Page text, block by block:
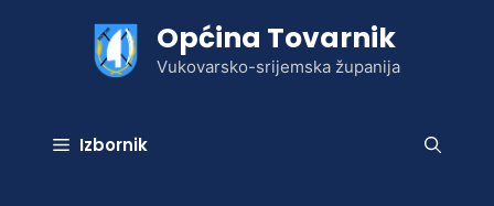
Općina Tovarnik
Vukovarsko-srijemska županija
Izbornik